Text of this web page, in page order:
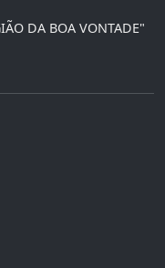
DA BOA VONTADE"